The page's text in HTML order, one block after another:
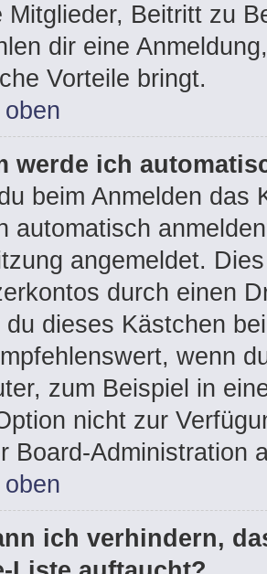
Mitglieder, Beitritt zu
dir eine
Vorteile bringt.
werde ich
beim Anmelden das
automatisch
angemeldet.
durch einen
du dieses Kästchen
wenn
zum Beispiel in
nicht zur
Board-Administration
ich verhindern,